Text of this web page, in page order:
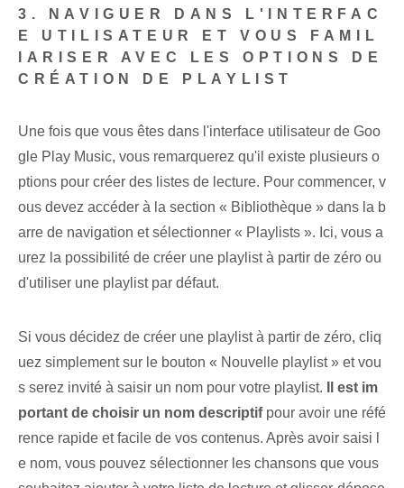
3. NAVIGUER DANS L'INTERFAC
E UTILISATEUR ET VOUS FAMIL
IARISER AVEC LES OPTIONS DE
CRÉATION DE PLAYLIST
Une fois que vous êtes dans l'interface utilisateur de Goo
gle Play Music, vous remarquerez qu'il existe plusieurs o
ptions pour créer des listes de lecture. Pour commencer, v
ous devez accéder à la section « Bibliothèque » dans la b
arre de navigation et sélectionner « Playlists ». Ici, vous a
urez la possibilité de créer une playlist à partir de zéro ou
d'utiliser une playlist par défaut.
Si vous décidez de créer une playlist à partir de zéro, cliq
uez simplement sur le bouton « Nouvelle playlist » et vou
s serez invité à saisir un nom pour votre playlist.
Il est im
portant de choisir un nom descriptif‍pour avoir une réfé
rence rapide et facile de​ vos ⁣contenus. Après avoir saisi l
e nom, vous pouvez sélectionner les chansons que vous